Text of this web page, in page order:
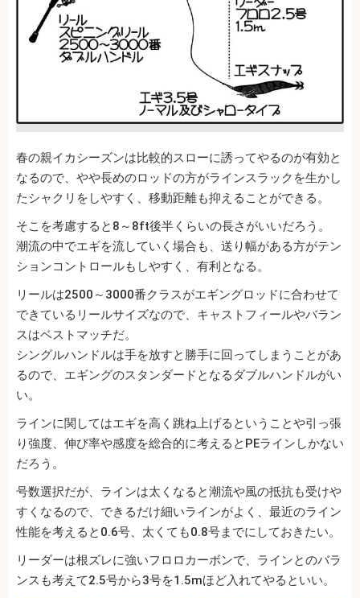
春の親イカシーズンは比較的スローに誘ってやるのが有効と
なるので、やや長めのロッドの方がラインスラックを生かし
たシャクリをしやすく、移動距離も抑えることができる。
そこを考慮すると8～8ft後半くらいの長さがいいだろう。
潮流の中でエギを流していく場合も、送り幅がある方がテン
ションコントロールもしやすく、有利となる。
リールは2500～3000番クラスがエギングロッドに合わせて
できているリールサイズなので、キャストフィールやバラン
スはベストマッチだ。
シングルハンドルは手を放すと勝手に回ってしまうことがあ
るので、エギングのスタンダードとなるダブルハンドルがい
い。
ラインに関してはエギを高く跳ね上げるということや引っ張
り強度、伸び率や感度を総合的に考えるとPEラインしかない
だろう。
号数選択だが、ラインは太くなると潮流や風の抵抗も受けや
すくなるので、できるだけ細いラインがよく、最近のライン
性能を考えると0.6号、太くても0.8号までにしておきたい。
リーダーは根ズレに強いフロロカーボンで、ラインとのバラ
ンスも考えて2.5号から3号を1.5mほど入れてやるといい。